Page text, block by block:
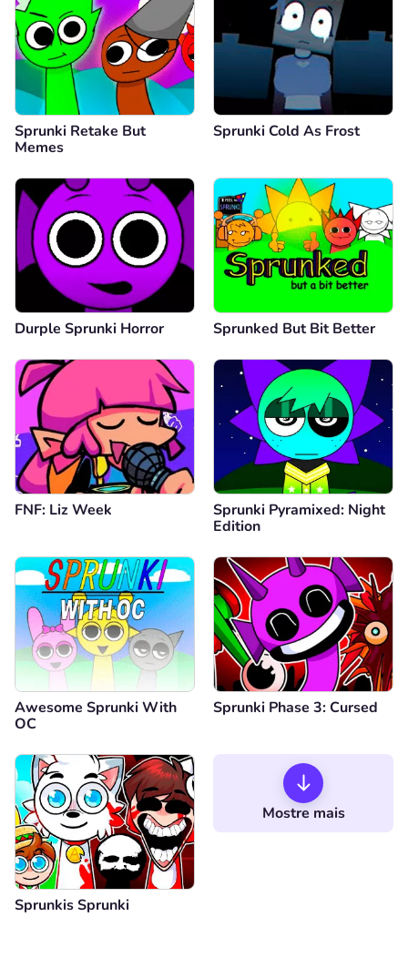
Sprunki Retake But
Memes
Sprunki Cold As Frost
Durple Sprunki Horror Sprunked But Bit Better
FNF: Liz Week
Sprunki Pyramixed: Night
Edition
Awesome Sprunki With
OC
Sprunki Phase 3: Cursed
Sprunkis Sprunki
Mostre mais